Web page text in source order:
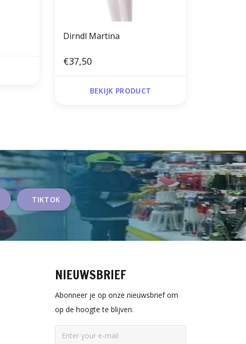
Dirndl Martina
€37,50
BEKIJK PRODUCT
TIKTOK
NIEUWSBRIEF
Abonneer je op onze nieuwsbrief om
op de hoogte te blijven.